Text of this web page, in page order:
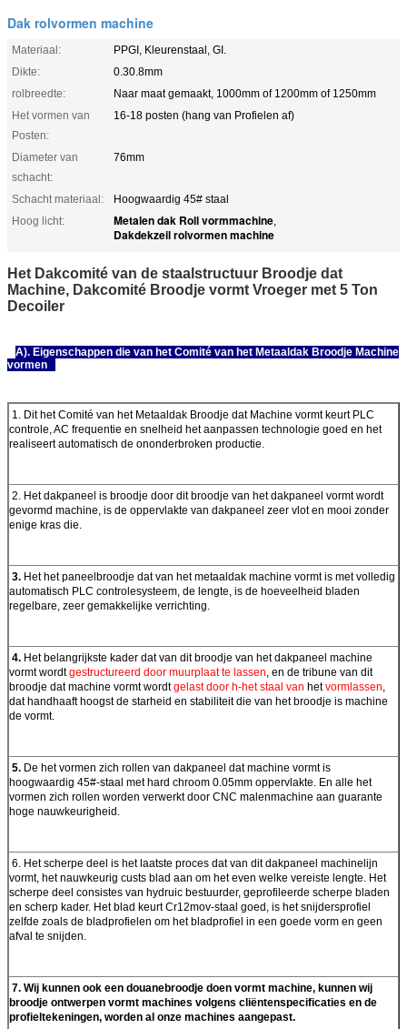
Dak rolvormen machine
Materiaal:
PPGI, Kleurenstaal, GI.
Dikte:
0.30.8mm
rolbreedte:
Naar maat gemaakt, 1000mm of 1200mm of 1250mm
Het vormen van
Posten:
16-18 posten (hang van Profielen af)
Diameter van
schacht:
76mm
Schacht materiaal:
Hoogwaardig 45# staal
Hoog licht:
Metalen dak Roll vormmachine,
Dakdekzeil rolvormen machine
Het Dakcomité van de staalstructuur Broodje dat
Machine, Dakcomité Broodje vormt Vroeger met 5 Ton
Decoiler
A). Eigenschappen die van het Comité van het Metaaldak Broodje Machine
vormen
1. Dit het Comité van het Metaaldak Broodje dat Machine vormt keurt PLC
controle, AC frequentie en snelheid het aanpassen technologie goed en het
realiseert automatisch de ononderbroken productie.
2. Het dakpaneel is broodje door dit broodje van het dakpaneel vormt wordt
gevormd machine, is de oppervlakte van dakpaneel zeer vlot en mooi zonder
enige kras die.
3. Het het paneelbroodje dat van het metaaldak machine vormt is met volledig
automatisch PLC controlesysteem, de lengte, is de hoeveelheid bladen
regelbare, zeer gemakkelijke verrichting.
4. Het belangrijkste kader dat van dit broodje van hetdakpaneel machine
vormt wordtgestructureerd door muurplaat te lassen, en de tribune van dit
broodje dat machine vormt wordtgelast door h-het staal van hetvormlassen,
dat handhaaft hoogst de starheid en stabiliteit die van het broodje is machine
de vormt.
5. De het vormen zich rollen van dakpaneel dat machine vormt is
hoogwaardig 45#-staal met hard chroom 0.05mm oppervlakte. En alle het
vormen zich rollen worden verwerkt door CNC malenmachine aan guarante
hoge nauwkeurigheid.
6. Het scherpe deel is het laatste proces dat van dit dakpaneel machinelijn
vormt, het nauwkeurig custs blad aan om het even welke vereiste lengte. Het
scherpe deel consistes van hydruic bestuurder, geprofileerde scherpe bladen
en scherp kader. Het blad keurt Cr12mov-staal goed, is het snijdersprofiel
zelfde zoals de bladprofielen om het bladprofiel in een goede vorm en geen
afval te snijden.
7. Wij kunnen ook een douanebroodje doen vormt machine, kunnen wij
broodje ontwerpen vormt machines volgens cliëntenspecificaties en de
profieltekeningen, worden al onze machines aangepast.